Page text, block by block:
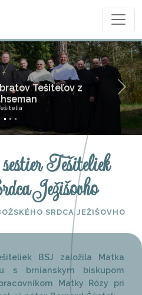
Tešiteľov z
Next
Tešiteliek
Ježišovho
SRDCA JEŽIŠOVHO
BSJ založila Matka
s brnianskym biskupom
Matky Rózy pri